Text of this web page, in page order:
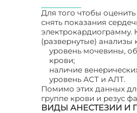
Для того чтобы
снять показания
(развернутые) анализы
уровень мочевины,
крови;
наличие
уровень АСТ и АЛТ.
Помимо этих данных
группе крови и резус
ВИДЫ АНЕСТЕЗИИ И